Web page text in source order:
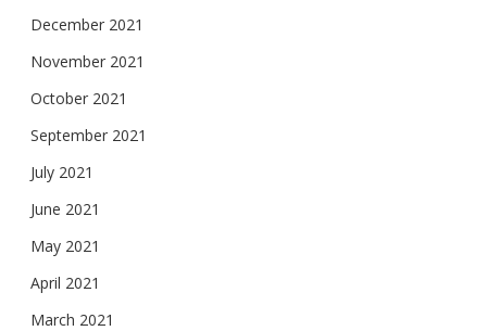
December 2021
November 2021
October 2021
September 2021
July 2021
June 2021
May 2021
April 2021
March 2021